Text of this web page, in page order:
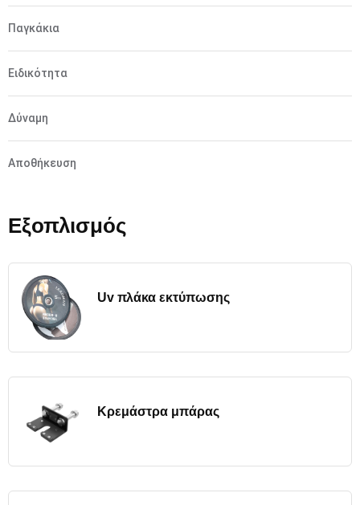
Παγκάκια
Ειδικότητα
Δύναμη
Αποθήκευση
Εξοπλισμός
Uv πλάκα εκτύπωσης
Κρεμάστρα μπάρας